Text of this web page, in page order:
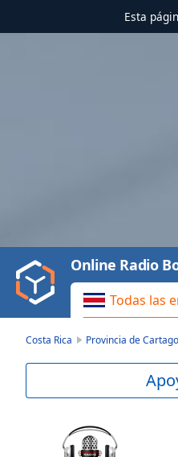
Esta
Video
Play
Backward
Skip
Current
Todas las
Online Radio
Costa Rica Provincia de Cartago